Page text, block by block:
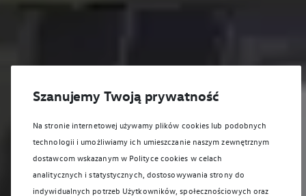
Szanujemy Twoją prywatność
Na stronie internetowej używamy plików cookies lub podobnych
technologii i umożliwiamy ich umieszczanie naszym zewnętrznym
dostawcom wskazanym w Polityce cookies w celach
analitycznych i statystycznych, dostosowywania strony do
indywidualnych potrzeb Użytkowników, społecznościowych oraz